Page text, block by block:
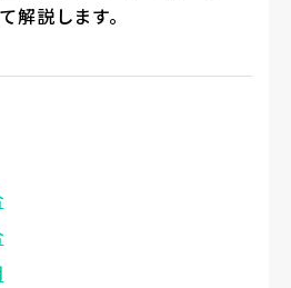
解説します。